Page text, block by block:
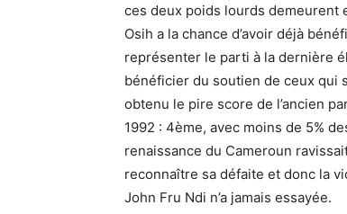
ces deux poids lourds demeurent
Osih a la chance d’avoir déjà
représenter le parti à la dernière
bénéficier du soutien de ceux qui
obtenu le pire score de l’ancien
1992 : 4ème, avec moins de 5%
renaissance du Cameroun
reconnaître sa défaite et donc la
John Fru Ndi n’a jamais essayée.